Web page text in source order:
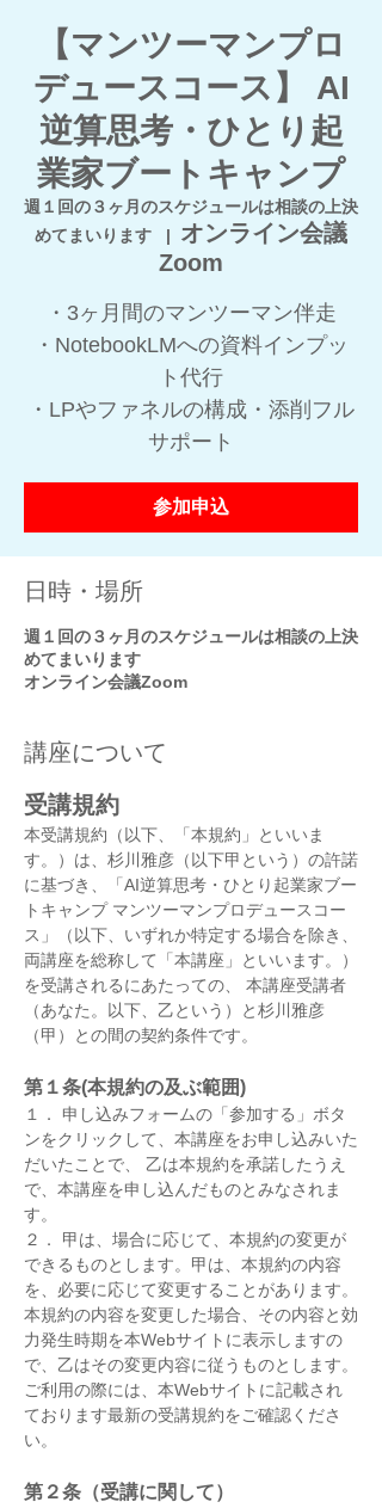
【マンツーマンプロ
デュースコース】 AI
逆算思考・ひとり起
業家ブートキャンプ
週１回の３ヶ月のスケジュールは相談の上決
めてまいります
  |
オンライン会議
Zoom
・3ヶ月間のマンツーマン伴走
・NotebookLMへの資料インプッ
ト代行
・LPやファネルの構成・添削フル
サポート
参加申込
日時・場所
週１回の３ヶ月のスケジュールは相談の上決
めてまいります
オンライン会議Zoom
講座について
受講規約
本受講規約（以下、「本規約」といいま
す。）は、杉川雅彦（以下甲という）の許諾
に基づき、「AI逆算思考・ひとり起業家ブー
トキャンプ マンツーマンプロデュースコー
ス」（以下、いずれか特定する場合を除き、
両講座を総称して「本講座」といいます。）
を受講されるにあたっての、 本講座受講者
（あなた。以下、乙という）と杉川雅彦
（甲）との間の契約条件です。
第１条(本規約の及ぶ範囲)
１． 申し込みフォームの「参加する」ボタ
ンをクリックして、本講座をお申し込みいた
だいたことで、 乙は本規約を承諾したうえ
で、本講座を申し込んだものとみなされま
す。
２． 甲は、場合に応じて、本規約の変更が
できるものとします。甲は、本規約の内容
を、必要に応じて変更することがあります。
本規約の内容を変更した場合、その内容と効
力発生時期を本Webサイトに表示しますの
で、乙はその変更内容に従うものとします。
ご利用の際には、本Webサイトに記載され
ております最新の受講規約をご確認くださ
い。
第２条（受講に関して）